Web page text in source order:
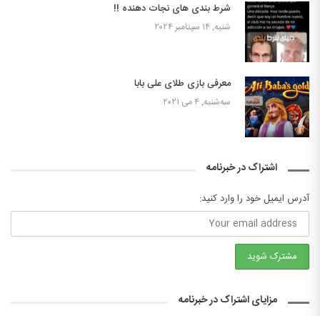
شرط بندی های نجات دهنده !!
شنبه, ۱۴ سپتامبر ۲۰۲۴
معرفی بازی طلای علی بابا
سه‌شنبه, ۴ می ۲۰۲۱
اشتراک در خبرنامه
آدرس ایمیل خود را وارد کنید:
مزایای اشتراک در خبرنامه